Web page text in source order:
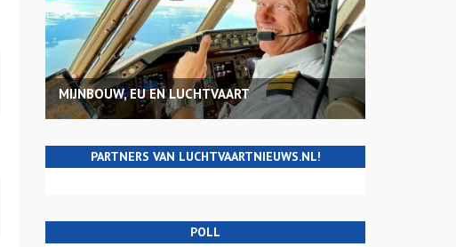
MIJNBOUW, EU EN LUCHTVAART
PARTNERS VAN LUCHTVAARTNIEUWS.NL!
POLL